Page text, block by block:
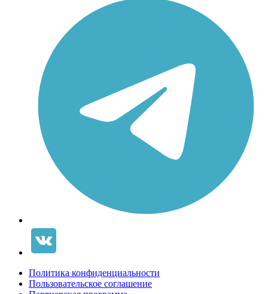
Политика конфиденциальности
Пользовательское соглашение